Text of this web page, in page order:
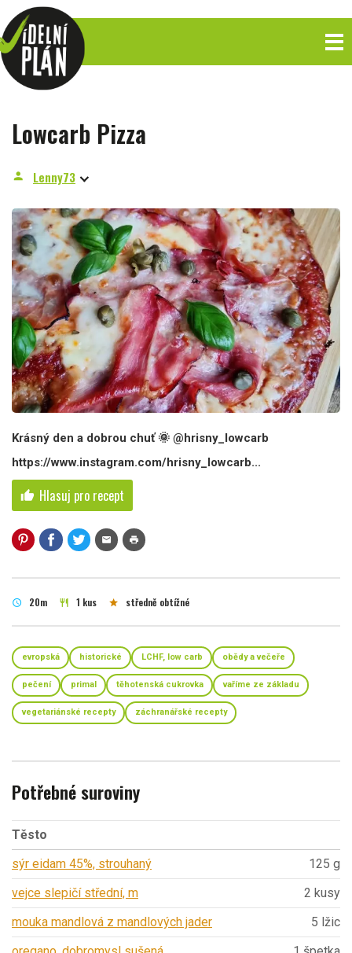
Lowcarb Pizza
person Lenny73
Krásný den a dobrou chuť 🌞 @hrisny_lowcarb
https://www.instagram.com/hrisny_lowcarb...
thumb_up Hlasuj pro recept
mail print
schedule 20m restaurant 1 kus star středně obtížné
evropská historické LCHF, low carb obědy a večeře
pečení primal těhotenská cukrovka vaříme ze základu
vegetariánské recepty záchranářské recepty
Potřebné suroviny
Těsto
sýr eidam 45%, strouhaný
125 g
vejce slepičí střední, m
2 kusy
mouka mandlová z mandlových jader
5 lžic